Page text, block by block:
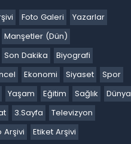
Foto Galeri
Yazarlar
Manşetler (Dün)
Son Dakika
Biyografi
Ekonomi Siyaset
Spor
Yaşam Eğitim Sağlık
Dünya
3.Sayfa
Televizyon
Arşivi Etiket Arşivi